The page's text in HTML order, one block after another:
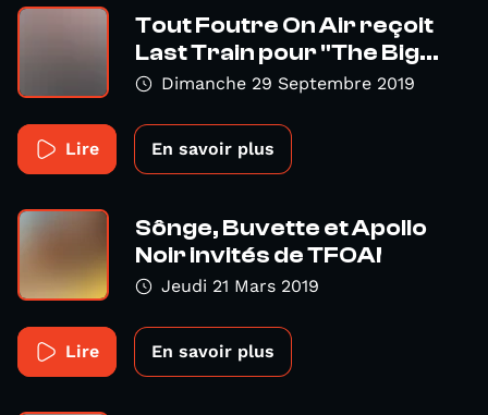
Tout Foutre On Air reçoit
Last Train pour "The Big...
Dimanche 29 Septembre 2019
Lire En savoir plus
Sônge, Buvette et Apollo
Noir invités de TFOA!
Jeudi 21 Mars 2019
Lire En savoir plus